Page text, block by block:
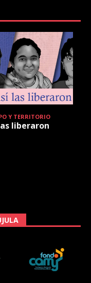
Y TERRITORIO
liberaron